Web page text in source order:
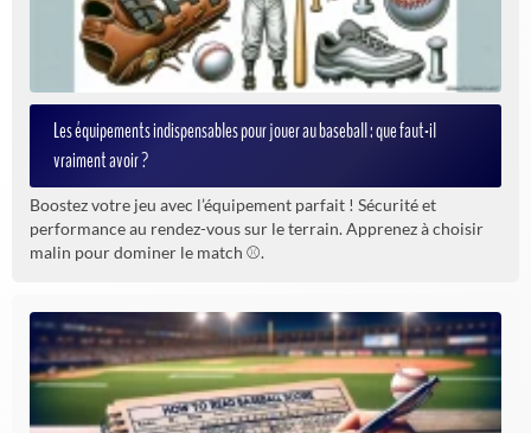
Les équipements indispensables pour jouer au baseball : que faut-il
vraiment avoir ?
Boostez votre jeu avec l’équipement parfait ! Sécurité et
performance au rendez-vous sur le terrain. Apprenez à choisir
malin pour dominer le match ⚾.